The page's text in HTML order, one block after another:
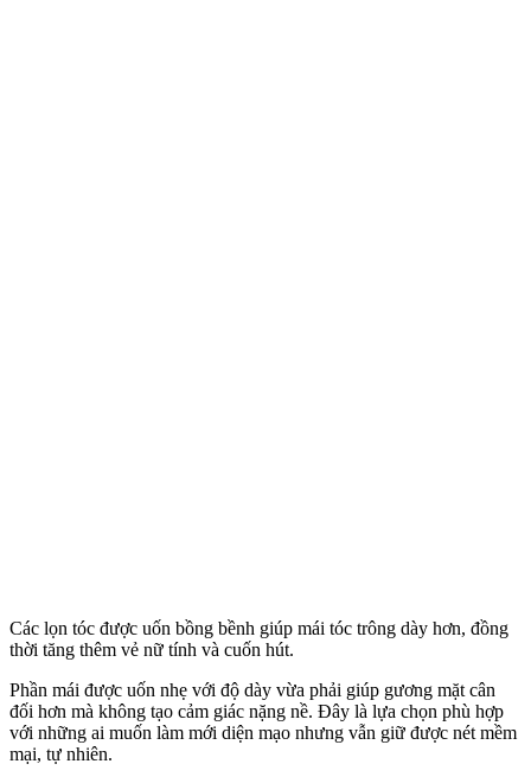
Các lọn tóc được uốn bồng bềnh giúp mái tóc trông dày hơn, đồng
thời tăng thêm vẻ nữ tính và cuốn hút.
Phần mái được uốn nhẹ với độ dày vừa phải giúp gương mặt cân
đối hơn mà không tạo cảm giác nặng nề. Đây là lựa chọn phù hợp
với những ai muốn làm mới diện mạo nhưng vẫn giữ được nét mềm
mại, tự nhiên.